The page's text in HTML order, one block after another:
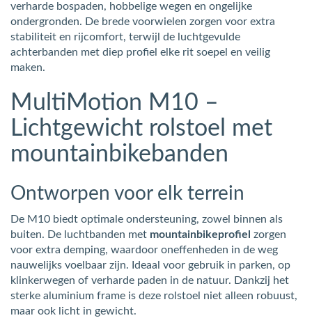
verharde bospaden, hobbelige wegen en ongelijke
ondergronden. De brede voorwielen zorgen voor extra
stabiliteit en rijcomfort, terwijl de luchtgevulde
achterbanden met diep profiel elke rit soepel en veilig
maken.
MultiMotion M10 –
Lichtgewicht rolstoel met
mountainbikebanden
Ontworpen voor elk terrein
De M10 biedt optimale ondersteuning, zowel binnen als
buiten. De luchtbanden met mountainbikeprofiel zorgen
voor extra demping, waardoor oneffenheden in de weg
nauwelijks voelbaar zijn. Ideaal voor gebruik in parken, op
klinkerwegen of verharde paden in de natuur. Dankzij het
sterke aluminium frame is deze rolstoel niet alleen robuust,
maar ook licht in gewicht.